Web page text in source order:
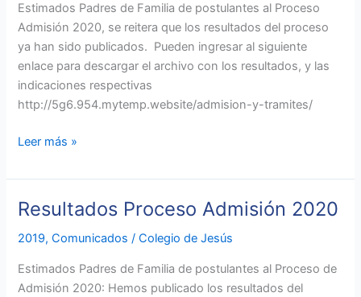
Estimados Padres de Familia de postulantes al Proceso
Admisión 2020, se reitera que los resultados del proceso
ya han sido publicados. Pueden ingresar al siguiente
enlace para descargar el archivo con los resultados, y las
indicaciones respectivas
http://5g6.954.mytemp.website/admision-y-tramites/
Leer más »
Resultados Proceso Admisión 2020
2019,Comunicados /Colegio de Jesús
Estimados Padres de Familia de postulantes al Proceso de
Admisión 2020: Hemos publicado los resultados del
Resultados
Admisión
2020